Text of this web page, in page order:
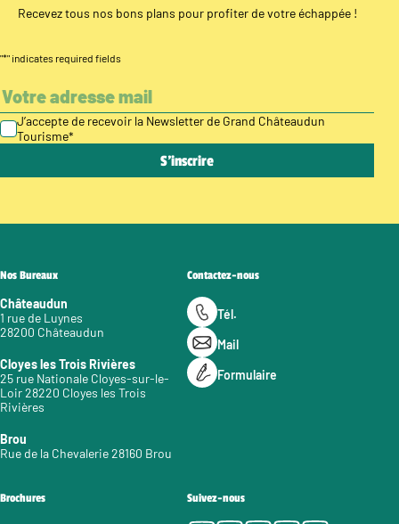
Recevez tous nos bons plans pour profiter de votre échappée !
"*" indicates required fields
J’accepte de recevoir la Newsletter de Grand Châteaudun
Tourisme*
Nos Bureaux
Châteaudun
1 rue de Luynes
28200 Châteaudun
Cloyes les Trois Rivières
25 rue Nationale Cloyes-sur-le-
Loir 28220 Cloyes les Trois
Rivières
Brou
Rue de la Chevalerie 28160 Brou
Contactez-nous
Tél.
Mail
Formulaire
Brochures Suivez-nous